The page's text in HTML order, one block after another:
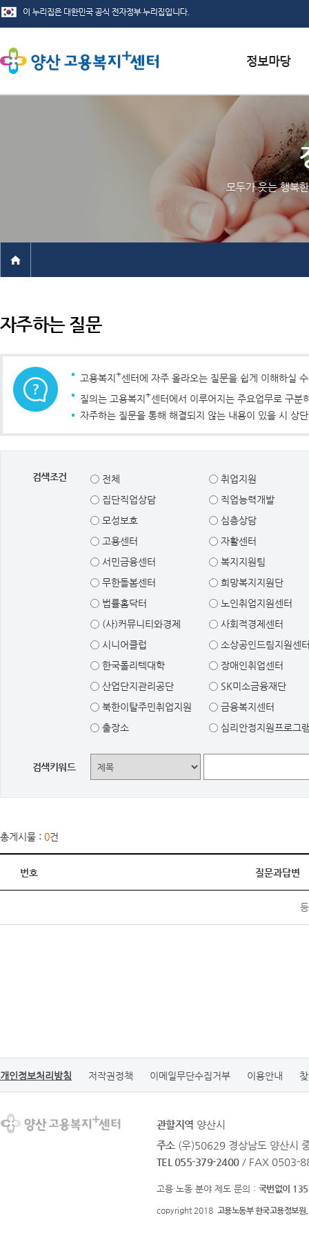
채용정보
인재정보
관련사이트
모두가 웃는 행복
자주하는 질문
고용복지 +센터에 자주 올라오는 질문을 쉽게 이해하실
질의는 고용복지+센터에서 이루어지는 주요업무로 구
자주하는 질문을 통해 해결되지 않는 내용이 있을 시 상
검색조건 전체
취업지원
집단직업상담
직업능력개발
모성보호
심층상담
고용센터
자활센터
서민금융센터
복지지원팀
무한돌봄센터
희망복지지원단
법률홈닥터
노인취업지원센터
(사)커뮤니티와경제
사회적경제센터
시니어클럽
소상공인드림지원센
한국폴리텍대학
장애인취업센터
산업단지관리공단
SK미소금융재단
북한이탈주민취업지원
금융복지센터
출장소
심리안정지원프로그
검색키워드
총게시물 : 0건
번호 질문과답변
개인정보처리방침 저작권정책 이메일무단수집거부 이용안내
관할지역 양산시
주소 (우)50629 경상남도 양산시
TEL 055-379-2400 / FAX 0503-
고용·노동 분야 제도 문의 : 국번없이
copyright 2018 고용노동부 한국고용정보원.